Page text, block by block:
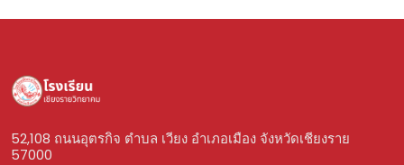
52,108 ถนนอุตรกิจ ตำบล เวียง อำเภอเมือง จังหวัดเชียงราย
57000